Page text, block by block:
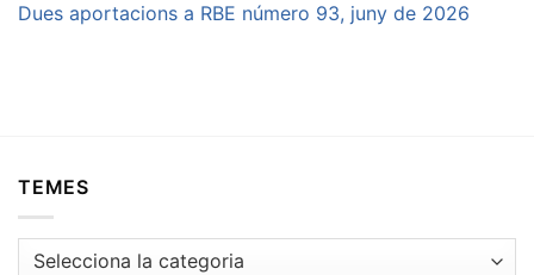
Dues aportacions a RBE número 93, juny de 2026
TEMES
Temes